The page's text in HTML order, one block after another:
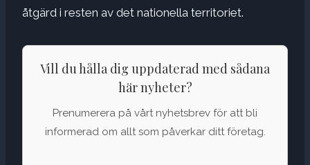
åtgärd i resten av det nationella territoriet.
Vill du hålla dig uppdaterad med sådana
här nyheter?
Prenumerera på vårt nyhetsbrev för att bli
informerad om allt som påverkar ditt företag.